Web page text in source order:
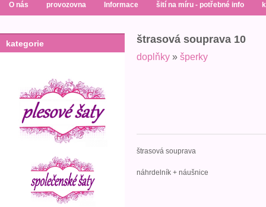
O nás provozovna Informace šití na míru - potřebné info
kategorie štrasová souprava 10
doplňky » šperky
štrasová souprava
náhrdelník + náušnice